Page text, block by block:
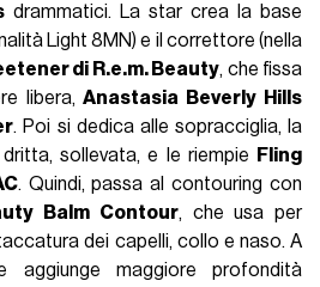
drammatici. La star crea la base
Light 8MN) e il correttore (nella
di R.e.m. Beauty, che fissa
libera, Anastasia Beverly Hills
. Poi si dedica alle sopracciglia, la
sollevata, e le riempie
Fling
. Quindi, passa al contouring con
Balm Contour, che usa per
dei capelli, collo e naso. A
aggiunge maggiore profondità